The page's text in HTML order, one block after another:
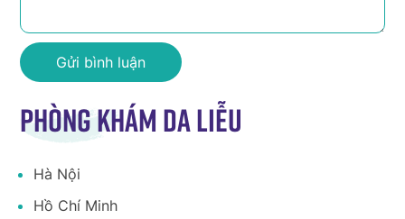
Phòng khám da liễu
Hà Nội
Hồ Chí Minh